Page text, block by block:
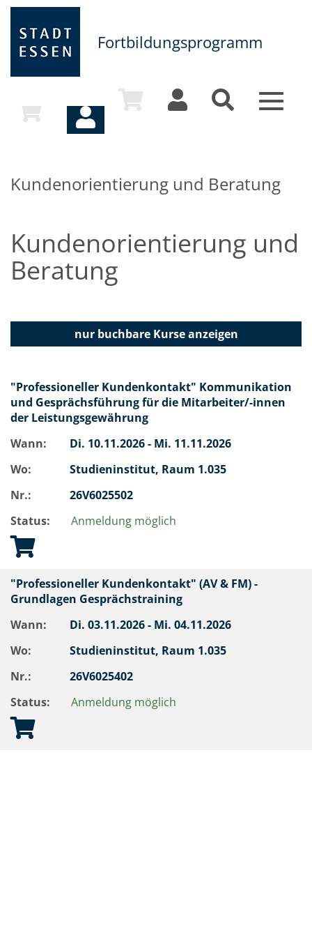
Fortbildungsprogramm
Toggle
Kundenorientierung und Beratung
Kundenorientierung und
Beratung
nur buchbareKurse anzeigen
"Professioneller Kundenkontakt" Kommunikation
und Gesprächsführung für die Mitarbeiter/-innen
der Leistungsgewährung
Wann:
Di. 10.11.2026 - Mi. 11.11.2026
Wo:
Studieninstitut, Raum 1.035
Nr.:
26V6025502
Status:
Anmeldung möglich
"Professioneller Kundenkontakt" (AV & FM) -
Grundlagen Gesprächstraining
Wann:
Di. 03.11.2026 - Mi. 04.11.2026
Wo:
Studieninstitut, Raum 1.035
Nr.:
26V6025402
Status:
Anmeldung möglich